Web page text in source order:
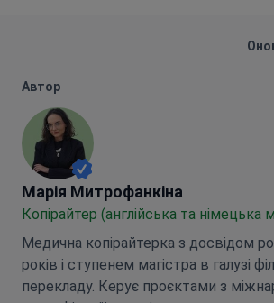
Автор
Марія Митрофанкіна
Марія Митрофанкіна
Копірайтер (англійська та німецька
Медична копірайтерка з досвідом
років і ступенем магістра в галузі
перекладу. Керує проєктами з